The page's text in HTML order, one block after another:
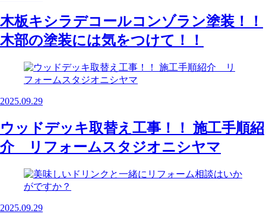
木板キシラデコールコンゾラン塗装！！
木部の塗装には気をつけて！！
2025.09.29
ウッドデッキ取替え工事！！ 施工手順紹
介 リフォームスタジオニシヤマ
2025.09.29